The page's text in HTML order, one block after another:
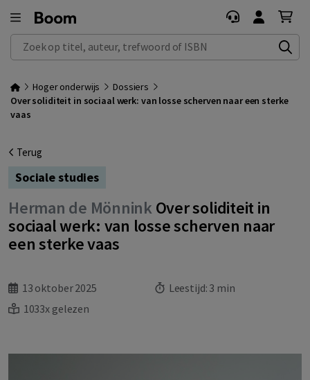
Zoek op titel, auteur, trefwoord of ISBN
Hoger onderwijs
Dossiers
Over soliditeit in sociaal werk: van losse scherven naar een sterke
vaas
Terug
Sociale studies
Herman de MönninkOver soliditeit in
sociaal werk: van losse scherven naar
een sterke vaas
13 oktober 2025 Leestijd: 3 min
1033x gelezen